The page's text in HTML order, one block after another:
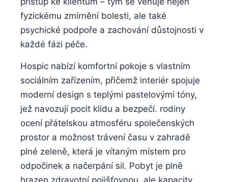
fyzickému zmírnění bolesti, ale také
psychické podpoře a zachování důstojnosti v
každé fázi péče.
Hospic nabízí komfortní pokoje s vlastním
sociálním zařízením, přičemž interiér spojuje
moderní design s teplými pastelovými tóny,
jež navozují pocit klidu a bezpečí. rodiny
ocení přátelskou atmosféru společenských
prostor a možnost trávení času v zahradě
plné zeleně, která je vítaným místem pro
odpočinek a načerpání sil. Pobyt je plně
hrazen zdravotní pojišťovnou, ale kapacity